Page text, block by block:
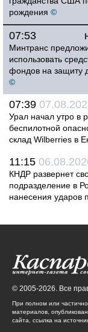
рождения ©
07:53
Минтранс
использовать
фондов на защиту
©
07:39
Урал начал утро в
беспилотной
склад Wilberries в
11:15
КНДР развернет
подразделение в
нанесения ударов
© 2005-2026. Все
При полном или
материалов,
сайта, ссылка на